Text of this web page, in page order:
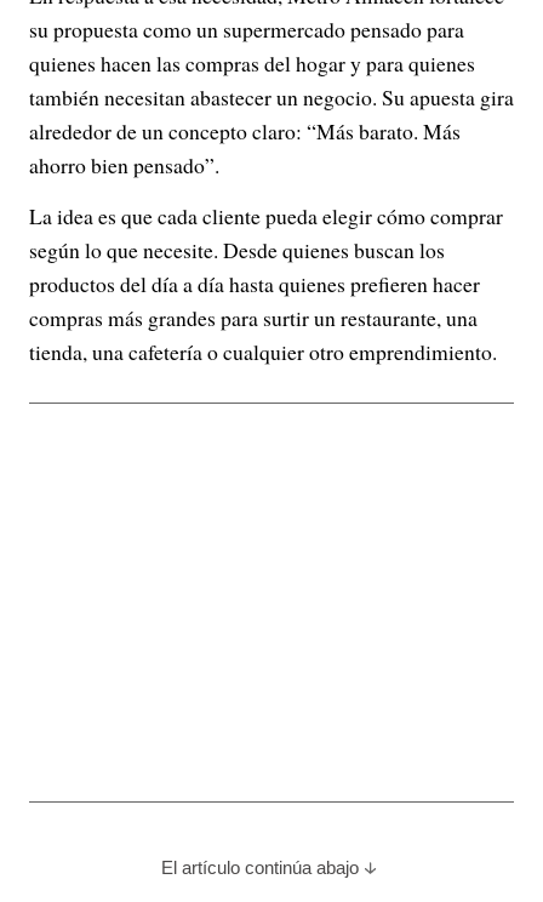
su propuesta como un supermercado pensado para
quienes hacen las compras del hogar y para quienes
también necesitan abastecer un negocio. Su apuesta gira
alrededor de un concepto claro: “Más barato. Más
ahorro bien pensado”.
La idea es que cada cliente pueda elegir cómo comprar
según lo que necesite. Desde quienes buscan los
productos del día a día hasta quienes prefieren hacer
compras más grandes para surtir un restaurante, una
tienda, una cafetería o cualquier otro emprendimiento.
El artículo continúa abajo